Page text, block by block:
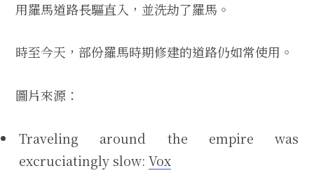
用羅馬道路長驅直入，並洗劫了羅馬。
時至今天，部份羅馬時期修建的道路仍如常使用。
圖片來源：
Traveling around the empire was
excruciatingly slow: Vox